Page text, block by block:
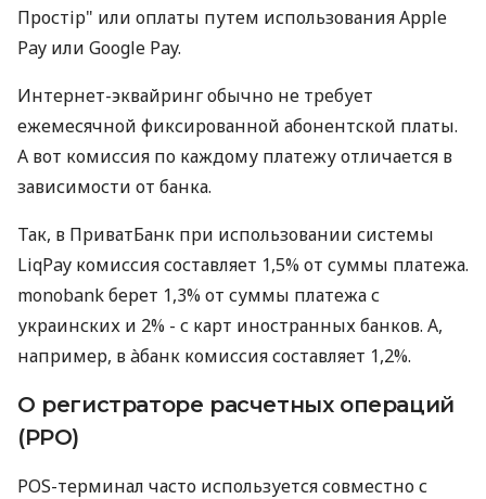
Простір" или оплаты путем использования Apple
Pay или Google Pay.
Интернет-эквайринг обычно не требует
ежемесячной фиксированной абонентской платы.
А вот комиссия по каждому платежу отличается в
зависимости от банка.
Так, в ПриватБанк при использовании системы
LiqPay комиссия составляет 1,5% от суммы платежа.
monobank берет 1,3% от суммы платежа с
украинских и 2% - с карт иностранных банков. А,
например, в àбанк комиссия составляет 1,2%.
О регистраторе расчетных операций
(РРО)
POS-терминал часто используется совместно с